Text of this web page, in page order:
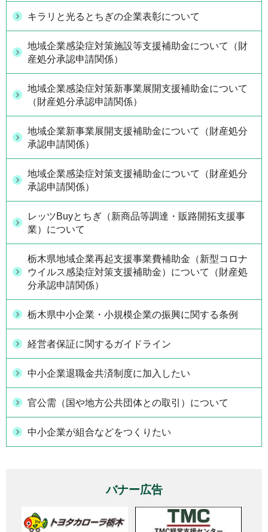
キラリと光るとちぎの企業表彰について
地域企業感染症対策施設等支援補助金について（財
産処分承認申請関係）
地域企業感染症対策新事業展開支援補助金について
（財産処分承認申請関係）
地域企業新事業展開支援補助金について（財産処分
承認申請関係）
地域企業感染症対策支援補助金について（財産処分
承認申請関係）
レッツBuyとちぎ（新商品等調達・販路開拓支援事
業）について
栃木県地域企業再起支援事業費補助金（新型コロナ
ウイルス感染症対策支援補助金）について（財産処
分承認申請関係）
栃木県中小企業・小規模企業の振興に関する条例
経営者保証に関するガイドライン
中小企業退職金共済制度に加入したい
官公需（国や地方公共団体との取引）について
中小企業が組合などをつくりたい
バナー広告